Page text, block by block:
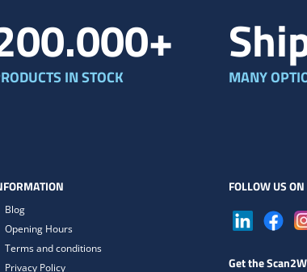
IN STOCK MANY
Blog
Opening Hours
Terms and conditions
Privacy Policy
FOLLOW US ON
Get the